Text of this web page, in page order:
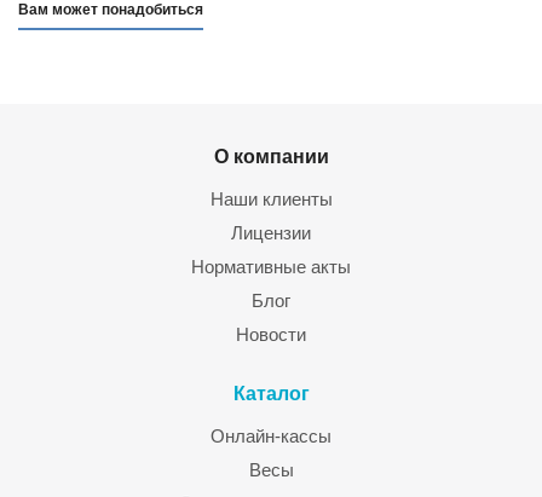
Вам может понадобиться
О компании
Наши клиенты
Лицензии
Нормативные акты
Блог
Новости
Каталог
Онлайн-кассы
Весы